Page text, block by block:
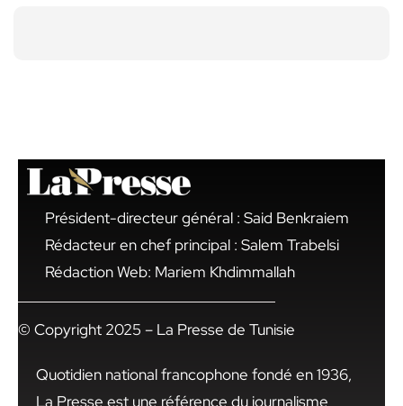
Président-directeur général : Said Benkraiem
Rédacteur en chef principal : Salem Trabelsi
Rédaction Web: Mariem Khdimmallah
© Copyright 2025 – La Presse de Tunisie
Quotidien national francophone fondé en 1936,
La Presse est une référence du journalisme